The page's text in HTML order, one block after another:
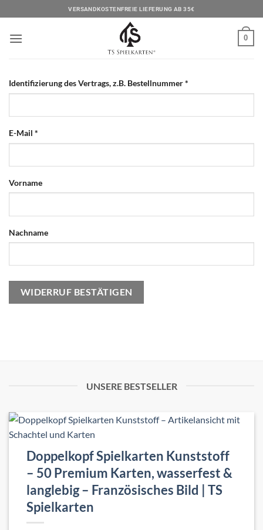
Inhalt
springen
VERSANDKOSTENFREIE LIEFERUNG AB 35€
0
Identifizierung des Vertrags, z.B. Bestellnummer*
E-Mail *
E-
Mail
Vorname
Nachname
WIDERRUF BESTÄTIGEN
UNSERE BESTSELLER
Doppelkopf Spielkarten Kunststoff
– 50 Premium Karten, wasserfest &
langlebig – Französisches Bild | TS
Spielkarten